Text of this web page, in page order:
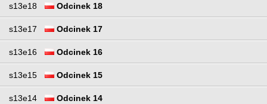
s13e18 Odcinek 18
s13e17 Odcinek 17
s13e16 Odcinek 16
s13e15 Odcinek 15
s13e14 Odcinek 14